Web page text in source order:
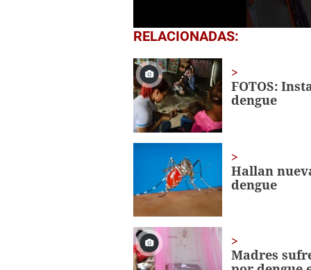
0
seconds
30
secondsVolume
0%
RELACIONADAS:
FOTOS:
dengue
Hallan
dengue
Madres